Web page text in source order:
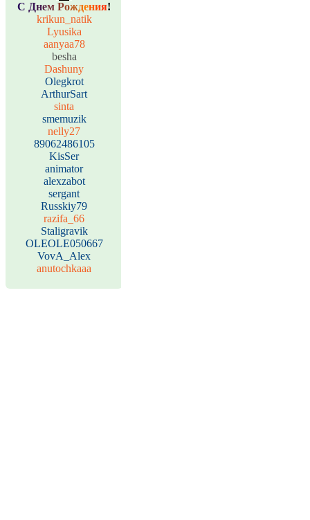
С Днем Рождения!
krikun_natik
Lyusika
aanyaa78
besha
Dashuny
Olegkrot
ArthurSart
sinta
smemuzik
nelly27
89062486105
KisSer
animator
alexzabot
sergant
Russkiy79
razifa_66
Staligravik
OLEOLE050667
VovA_Alex
anutochkaaa